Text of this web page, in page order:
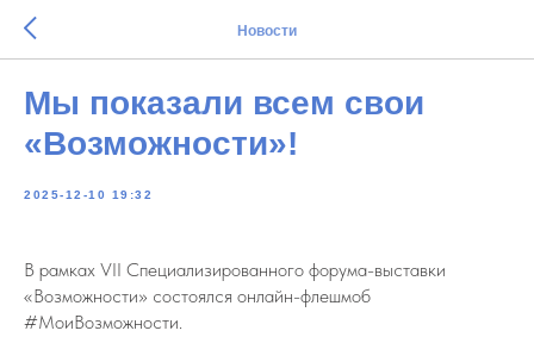
Новости
Мы показали всем свои
«Возможности»!
2025-12-10 19:32
В рамках VII Специализированного форума-выставки
«Возможности» состоялся онлайн-флешмоб
#МоиВозможности.